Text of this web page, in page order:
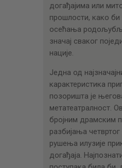
догађајима или
прошлости, како би
осећања
значај сваког
нације.
Једна од
карактеристика
позоришта је
метатеатралност.
бројним драмским
разбијања
рушења илузије
догађаја.